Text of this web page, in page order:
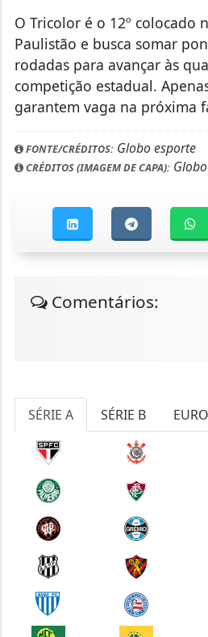
O Tricolor é o 12º colocado
Paulistão e busca somar
rodadas para avançar às
competição estadual.
garantem vaga na próxima
FONTE/CRÉDITOS:Globo esporte
CRÉDITOS (IMAGEM DE CAPA):Globo
Comentários:
SÉRIE A SÉRIE B